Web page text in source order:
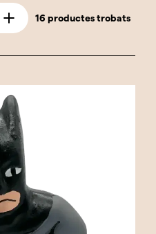
per als fans
de superherois, tot
herois clàssics com el
juntament amb
Deadpool i Wolverine.
de
com Catwoman i
un toc de diversitat i
caganer està fabricat
assegurant que els
16 productes trobats